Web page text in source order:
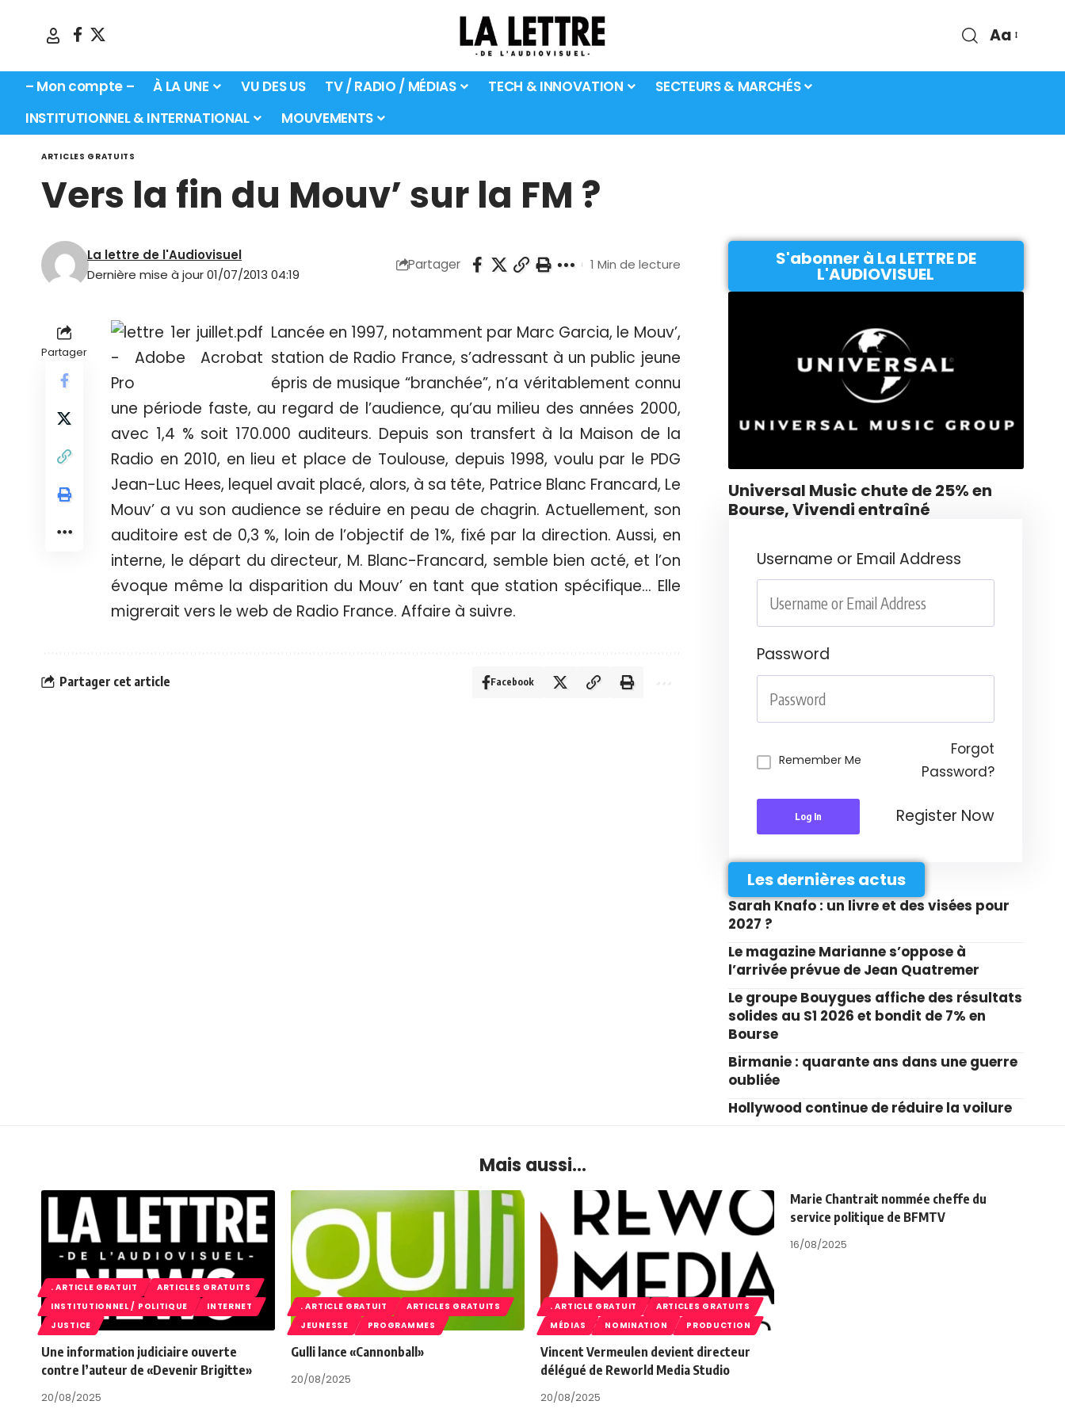
Aa
– Mon compte – À LA UNE VU DES US TV / RADIO / MÉDIAS TECH & INNOVATION
SECTEURS & MARCHÉS
INSTITUTIONNEL & INTERNATIONAL
MOUVEMENTS
ARTICLES GRATUITS
Vers la fin du Mouv’ sur la FM ?
Dernière mise à jour 01/07/2013 04:19
La lettre de l'Audiovisuel
Partager 1 Min de lecture
Partager
Lancée en 1997, notamment par Marc Garcia, le Mouv’,
station de Radio France, s’adressant à un public jeune
épris de musique “branchée”, n’a véritablement connu
une période faste, au regard de l’audience, qu’au milieu des années 2000,
avec 1,4 % soit 170.000 auditeurs. Depuis son transfert à la Maison de la
Radio en 2010, en lieu et place de Toulouse, depuis 1998, voulu par le PDG
Jean-Luc Hees, lequel avait placé, alors, à sa tête, Patrice Blanc Francard, Le
Mouv’ a vu son audience se réduire en peau de chagrin. Actuellement, son
auditoire est de 0,3 %, loin de l’objectif de 1%, fixé par la direction. Aussi, en
interne, le départ du directeur, M. Blanc-Francard, semble bien acté, et l’on
évoque même la disparition du Mouv’ en tant que station spécifique… Elle
migrerait vers le web de Radio France. Affaire à suivre.
Partager cet article Facebook
S'abonner à La LETTRE DE
L'AUDIOVISUEL
Universal Music chute de 25% en
Bourse, Vivendi entraîné
Username or Email Address
Password
Remember Me
Forgot
Password?
Log In Register Now
Les dernières actus
Sarah Knafo : un livre et des visées pour
2027 ?
Le magazine Marianne s’oppose à
l’arrivée prévue de Jean Quatremer
Le groupe Bouygues affiche des résultats
solides au S1 2026 et bondit de 7% en
Bourse
Birmanie : quarante ans dans une guerre
oubliée
Hollywood continue de réduire la voilure
Mais aussi...
. ARTICLE GRATUIT
ARTICLES GRATUITS
INSTITUTIONNEL / POLITIQUE
INTERNET
JUSTICE
Une information judiciaire ouverte
contre l’auteur de «Devenir Brigitte»
20/08/2025
. ARTICLE GRATUIT
ARTICLES GRATUITS
JEUNESSE
PROGRAMMES
Gulli lance «Cannonball»
20/08/2025
. ARTICLE GRATUIT
ARTICLES GRATUITS
MÉDIAS
NOMINATION PRODUCTION
Vincent Vermeulen devient directeur
délégué de Reworld Media Studio
20/08/2025
Marie Chantrait nommée cheffe du
service politique de BFMTV
16/08/2025